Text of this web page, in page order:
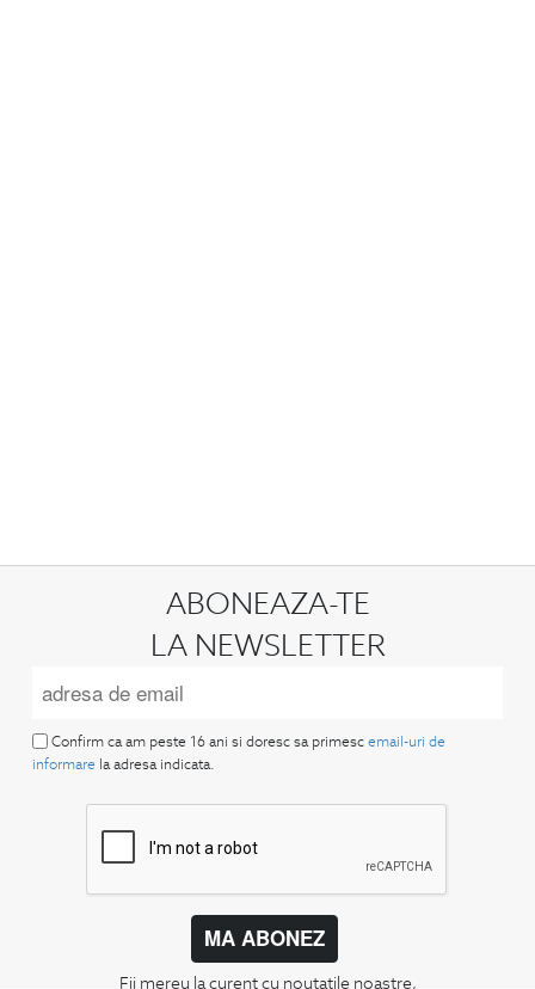
ABONEAZA-TE
LA NEWSLETTER
Confirm ca am peste 16 ani si doresc sa primesc email-uri de
informare la adresa indicata.
MA ABONEZ
Fii mereu la curent cu noutatile noastre,